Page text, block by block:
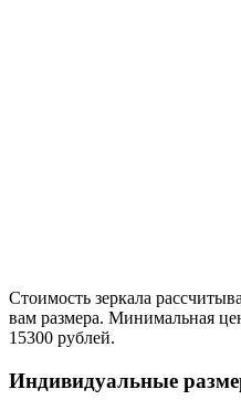
Стоимость зеркала
вам размера. Минимальная
15300 рублей.
Индивидуальные